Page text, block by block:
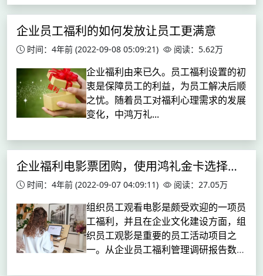
在吸引、留住、激励人才方面的作用逐
需...
企业员工福利的如何发放让员工更满意
时间：4年前 (2022-09-08 05:09:21) 阅读：5.62万
企业福利由来已久。员工福利设置的初
衷是保障员工的利益，为员工解决后顺
之忧。随着员工对福利心理需求的发展
变化，中鸿万礼...
企业福利电影票团购，使用鸿礼金卡选择可选项更多
时间：4年前 (2022-09-07 04:09:11) 阅读：27.05万
组织员工观看电影是颇受欢迎的一项员
工福利，并且在企业文化建设方面，组
织员工观影是重要的员工活动项目之
一。从企业员工福利管理调研报告数据